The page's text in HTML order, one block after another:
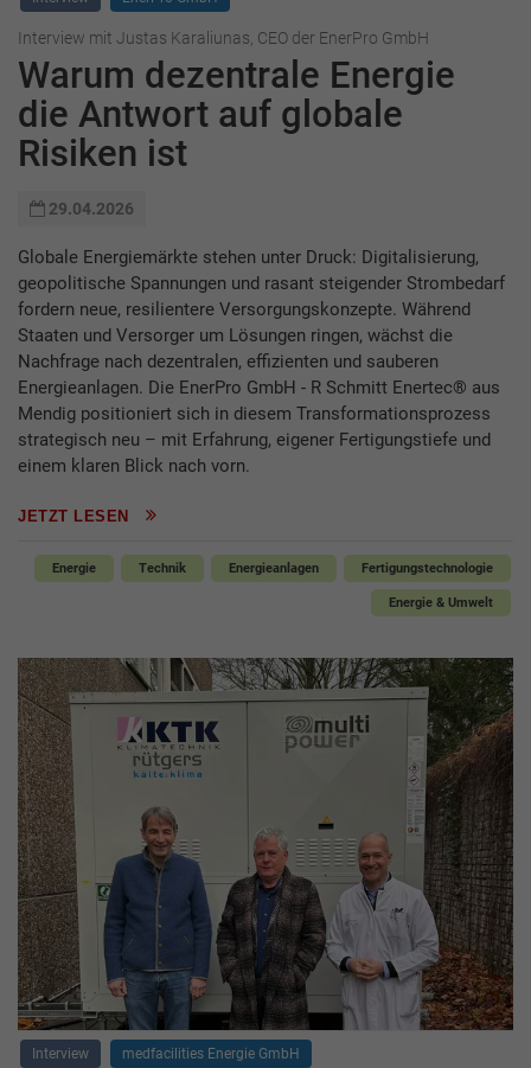
Interview mit Justas Karaliunas, CEO der EnerPro GmbH
Warum dezentrale Energie
die Antwort auf globale
Risiken ist
29.04.2026
Globale Energiemärkte stehen unter Druck: Digitalisierung,
geopolitische Spannungen und rasant steigender Strombedarf
fordern neue, resilientere Versorgungskonzepte. Während
Staaten und Versorger um Lösungen ringen, wächst die
Nachfrage nach dezentralen, effizienten und sauberen
Energieanlagen. Die EnerPro GmbH - R Schmitt Enertec® aus
Mendig positioniert sich in diesem Transformationsprozess
strategisch neu – mit Erfahrung, eigener Fertigungstiefe und
einem klaren Blick nach vorn.
JETZT LESEN
Energie Technik Energieanlagen Fertigungstechnologie
Energie & Umwelt
Interview medfacilities Energie GmbH